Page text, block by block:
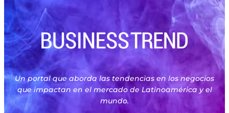
Un portal que aborda las tendencias en los negocios
que impactan en el mercado de Latinoamérica y el
mundo.